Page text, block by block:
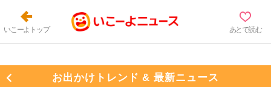
いこーよトップ あとで読む
お出かけトレンド & 最新ニュース